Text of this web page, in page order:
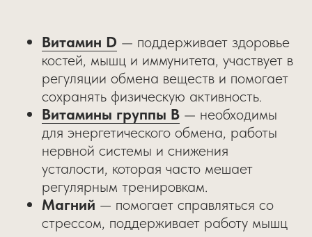
Витамин D — поддерживает здоровье
костей, мышц и иммунитета, участвует в
регуляции обмена веществ и помогает
сохранять физическую активность.
Витамины группы B — необходимы
для энергетического обмена, работы
нервной системы и снижения
усталости, которая часто мешает
регулярным тренировкам.
Магний — помогает справляться со
стрессом, поддерживает работу мышц